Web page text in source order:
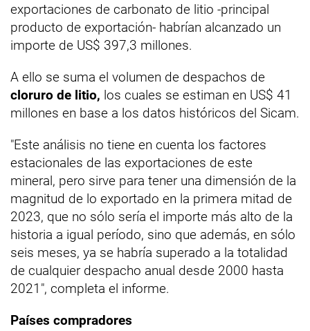
exportaciones de carbonato de litio -principal
producto de exportación- habrían alcanzado un
importe de US$ 397,3 millones.
A ello se suma el volumen de despachos de
cloruro de litio, los cuales se estiman en US$ 41
millones en base a los datos históricos del Sicam.
"Este análisis no tiene en cuenta los factores
estacionales de las exportaciones de este
mineral, pero sirve para tener una dimensión de la
magnitud de lo exportado en la primera mitad de
2023, que no sólo sería el importe más alto de la
historia a igual período, sino que además, en sólo
seis meses, ya se habría superado a la totalidad
de cualquier despacho anual desde 2000 hasta
2021", completa el informe.
Países compradores